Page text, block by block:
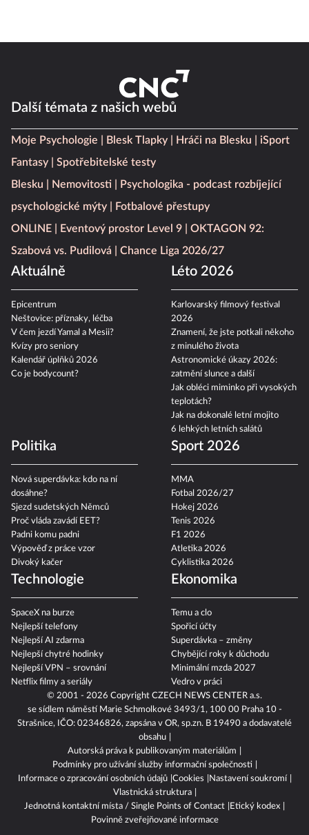
© 2001 - 2026 Copyright CZECH NEWS CENTER a.s.
se sídlem náměstí Marie Schmolkové 3493/1, 100 00 Praha 10 -
Strašnice, IČO: 02346826, zapsána v OR, sp.zn. B 19490 a dodavatelé
obsahu
Autorská práva k publikovaným materiálům
Podmínky pro užívání služby informační společnosti
Informace o zpracování osobních údajů Cookies
Nastavení soukromí
Vlastnická struktura
Jednotná kontaktní místa / Single Points of Contact
Etický kodex
Povinně zveřejňované informace
Další témata z našich webů
Moje Psychologie Blesk Tlapky Hráči na Blesku
iSport
Fantasy
Spotřebitelské testy
Blesku
Nemovitosti
Psychologika - podcast rozbíjející
psychologické mýty
Fotbalové přestupy
ONLINE
Eventový prostor Level 9
OKTAGON 92:
Szabová vs. Pudilová
Chance Liga 2026/27
Aktuálně
Epicentrum
Neštovice: příznaky, léčba
V čem jezdí Yamal a Mesii?
Kvízy pro seniory
Kalendář úplňků 2026
Co je bodycount?
Léto 2026
Karlovarský filmový festival
2026
Znamení, že jste potkali někoho
z minulého života
Astronomické úkazy 2026:
zatmění slunce a další
Jak obléci miminko při vysokých
teplotách?
Jak na dokonalé letní mojito
6 lehkých letních salátů
Politika
Nová superdávka: kdo na ní
dosáhne?
Sjezd sudetských Němců
Proč vláda zavádí EET?
Padni komu padni
Výpověď z práce vzor
Divoký kačer
Sport 2026
MMA
Fotbal 2026/27
Hokej 2026
Tenis 2026
F1 2026
Atletika 2026
Cyklistika 2026
Technologie
SpaceX na burze
Nejlepší telefony
Nejlepší AI zdarma
Nejlepší chytré hodinky
Nejlepší VPN – srovnání
Netflix filmy a seriály
Ekonomika
Temu a clo
Spořicí účty
Superdávka – změny
Chybějící roky k důchodu
Minimální mzda 2027
Vedro v práci